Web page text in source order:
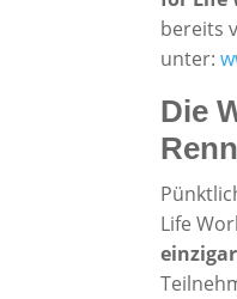
bereits
unter:
Die
Life